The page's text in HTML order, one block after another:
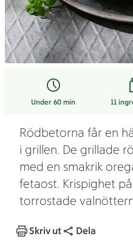
Under 60 min 11
Rödbetorna får en
i grillen. De grillade
med en smakrik
fetaost. Krispighet
torrostade
Skriv ut Dela